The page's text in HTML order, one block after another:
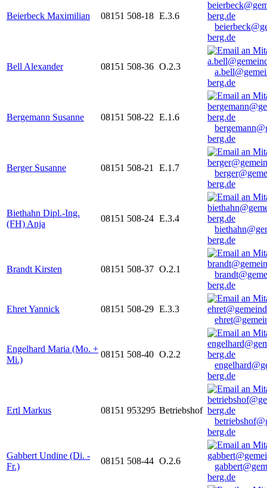
Beierbeck Maximilian 08151 508-18 E.3.6
berg.de
Bell Alexander 08151 508-36 O.2.3
berg.de
Bergemann Susanne 08151 508-22 E.1.6
berg.de
Berger Susanne 08151 508-21 E.1.7
berg.de
Biethahn Dipl.-Ing.
(FH) Anja
08151 508-24 E.3.4
berg.de
Brandt Kirsten 08151 508-37 O.2.1
berg.de
Ehret Yannick 08151 508-29 E.3.3
Engelhard Maria (Mo. +
Mi.)
08151 508-40 O.2.2
berg.de
Ertl Markus 08151 953295 Betriebshof
berg.de
Gabbert Undine (Di. -
Fr.)
08151 508-44 O.2.6
berg.de